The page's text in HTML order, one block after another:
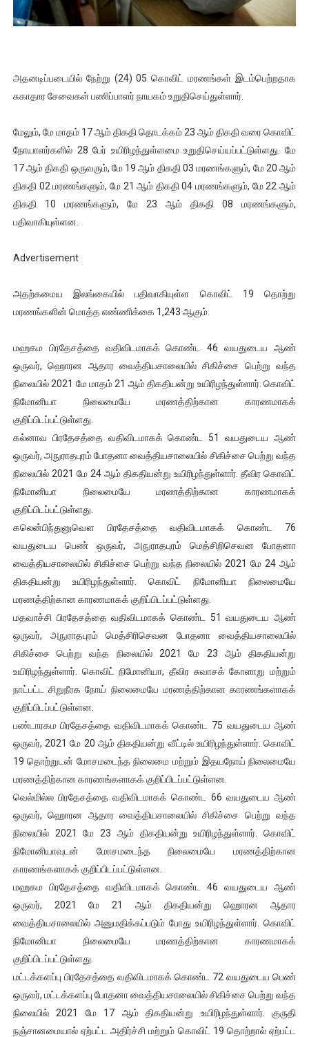
ஐ.நா முன்றலில் சீரற்ற காலநிலையிலும் தமிழின அழிப்பிற்கு
ஜனாதிபதி ஐக்கிய நாடுகளின் பொதுச் சபை கூட்டத்தில் இன்று
வலிமை தான் அஜித் திரைப்பயணத்திலே அதிக காலெக்ஷன் செய்த
அதனடிப்படையில் நேற்று (24) 05 கொவிட் மரணங்கள் இடம்பெற்றதாக
சுகாதார சேவைகள் பணிப்பாளர் நாயகம் உறுதிசெய்துள்ளார்.
மேலும், மே மாதம் 17 ஆம் திகதி தொடக்கம் 23 ஆம் திகதி வரை கொவிட்
நோயாளர்களில் 28 பேர் உயிரிழந்துள்ளமை உறுதிசெய்யப்பட்டுள்ளது. மே
17 ஆம் திகதி ஒருவரும், மே 19 ஆம் திகதி 03 மரணங்களும், மே 20 ஆம்
திகதி 02 மரணங்களும், மே 21 ஆம் திகதி 04 மரணங்களும், மே 22 ஆம்
திகதி 10 மரணங்களும், மே 23 ஆம் திகதி 08 மரணங்களும்,
பதிவாகியுள்ளன.
Advertisement
அதற்கமைய இலங்கையில் பதிவாகியுள்ள கொவிட் 19 தொற்று
மரணங்களின் மொத்த எண்ணிக்கை 1,243 ஆகும்.
மஹகம பிரதேசத்தை வதிவிடமாகக் கொண்ட 46 வயதுடைய ஆண்
ஒருவர், ஹொரன ஆதார வைத்தியசாலையில் சிகிச்சை பெற்று வந்த
நிலையில் 2021 மே மாதம் 21 ஆம் திகதியன்று உயிரிழந்துள்ளார். கொவிட்
நிமோனியா நிலைமையே மரணத்திற்கான காரணமாகக்
குறிப்பிடப்பட்டுள்ளது.
கல்னாவ பிரதேசத்தை வதிவிடமாகக் கொண்ட 51 வயதுடைய ஆண்
ஒருவர், அநுராதபுரம் போதனா வைத்தியசாலையில் சிகிச்சை பெற்று வந்த
நிலையில் 2021 மே 24 ஆம் திகதியன்று உயிரிழந்துள்ளார். தீவிர கொவிட்
நிமோனியா நிலைமையே மரணத்திற்கான காரணமாகக்
குறிப்பிடப்பட்டுள்ளது.
கலென்பிந்துனுவௌ பிரதேசத்தை வதிவிடமாகக் கொண்ட 76
வயதுடைய பெண் ஒருவர், அநுராதபுரம் மெத்சிறிசெவன போதனா
வைத்தியசாலையில் சிகிச்சை பெற்று வந்த நிலையில் 2021 மே 24 ஆம்
திகதியன்று உயிரிழந்துள்ளார். கொவிட் நிமோனியா நிலைமையே
மரணத்திற்கான காரணமாகக் குறிப்பிடப்பட்டுள்ளது.
மதவாச்சி பிரதேசத்தை வதிவிடமாகக் கொண்ட 51 வயதுடைய ஆண்
ஒருவர், அநுராதபுரம் மெத்சிரிசெவன போதனா வைத்தியசாலையில்
சிகிச்சை பெற்று வந்த நிலையில் 2021 மே 23 ஆம் திகதியன்று
உயிரிழந்துள்ளார். கொவிட் நிமோனியா, தீவிர சுவாசக் கோளாறு மற்றும்
நாட்பட்ட சிறுநீரக நோய் நிலைமையே மரணத்திற்கான காரணங்களாகக்
குறிப்பிடப்பட்டுள்ளன.
பண்டாரகம பிரதேசத்தை வதிவிடமாகக் கொண்ட 75 வயதுடைய ஆண்
ஒருவர், 2021 மே 20 ஆம் திகதியன்று வீட்டில் உயிரிழந்துள்ளார். கொவிட்
19 தொற்றுடன் மோசமடைந்த நிலைமை மற்றும் இதயநோய் நிலைமையே
மரணத்திற்கான காரணங்களாகக் குறிப்பிடப்பட்டுள்ளன.
வெல்மில்ல பிரதேசத்தை வதிவிடமாகக் கொண்ட 66 வயதுடைய ஆண்
ஒருவர், ஹொரன ஆதார வைத்தியசாலையில் சிகிச்சை பெற்று வந்த
நிலையில் 2021 மே 23 ஆம் திகதியன்று உயிரிழந்துள்ளார். கொவிட்
நிமோனியாவுடன் மோசமடைந்த நிலைமையே மரணத்திற்கான
காரணங்களாகக் குறிப்பிடப்பட்டுள்ளன.
மஹகம பிரதேசத்தை வதிவிடமாகக் கொண்ட 46 வயதுடைய ஆண்
ஒருவர், 2021 மே 21 ஆம் திகதியன்று ஹொரன ஆதார
வைத்தியசாலையில் அனுமதிக்கப்படும் போது உயிரிழந்துள்ளார். கொவிட்
நிமோனியா நிலைமையே மரணத்திற்கான காரணமாகக்
குறிப்பிடப்பட்டுள்ளது.
மட்டக்களப்பு பிரதேசத்தை வதிவிடமாகக் கொண்ட 72 வயதுடைய பெண்
ஒருவர், மட்டக்களப்பு போதனா வைத்தியசாலையில் சிகிச்சை பெற்று வந்த
நிலையில் 2021 மே 17 ஆம் திகதியன்று உயிரிழந்துள்ளார். குருதி
நஞ்சானமையால் ஏற்பட்ட அதிர்ச்சி மற்றும் கொவிட் 19 தொற்றால் ஏற்பட்ட